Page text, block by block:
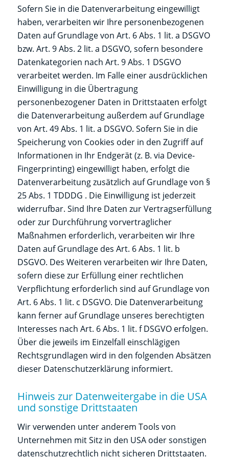
Sofern Sie in die Datenverarbeitung eingewilligt
haben, verarbeiten wir Ihre personenbezogenen
Daten auf Grundlage von Art. 6 Abs. 1 lit. a DSGVO
bzw. Art. 9 Abs. 2 lit. a DSGVO, sofern besondere
Datenkategorien nach Art. 9 Abs. 1 DSGVO
verarbeitet werden. Im Falle einer ausdrücklichen
Einwilligung in die Übertragung
personenbezogener Daten in Drittstaaten erfolgt
die Datenverarbeitung außerdem auf Grundlage
von Art. 49 Abs. 1 lit. a DSGVO. Sofern Sie in die
Speicherung von Cookies oder in den Zugriff auf
Informationen in Ihr Endgerät (z. B. via Device-
Fingerprinting) eingewilligt haben, erfolgt die
Datenverarbeitung zusätzlich auf Grundlage von §
25 Abs. 1 TDDDG . Die Einwilligung ist jederzeit
widerrufbar. Sind Ihre Daten zur Vertragserfüllung
oder zur Durchführung vorvertraglicher
Maßnahmen erforderlich, verarbeiten wir Ihre
Daten auf Grundlage des Art. 6 Abs. 1 lit. b
DSGVO. Des Weiteren verarbeiten wir Ihre Daten,
sofern diese zur Erfüllung einer rechtlichen
Verpflichtung erforderlich sind auf Grundlage von
Art. 6 Abs. 1 lit. c DSGVO. Die Datenverarbeitung
kann ferner auf Grundlage unseres berechtigten
Interesses nach Art. 6 Abs. 1 lit. f DSGVO erfolgen.
Über die jeweils im Einzelfall einschlägigen
Rechtsgrundlagen wird in den folgenden Absätzen
dieser Datenschutzerklärung informiert.
Hinweis zur Datenweitergabe in die USA
und sonstige Drittstaaten
Wir verwenden unter anderem Tools von
Unternehmen mit Sitz in den USA oder sonstigen
datenschutzrechtlich nicht sicheren Drittstaaten.